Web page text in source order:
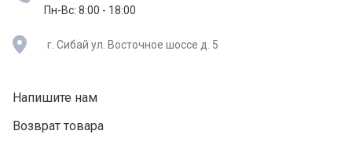
Пн-Вс: 8:00 - 18:00
г. Сибай ул. Восточное шоссе д. 5
Напишите нам
Возврат товара